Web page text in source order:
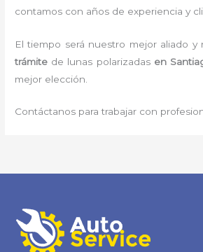
contamos con años de experiencia y
El tiempo será nuestro mejor aliado y
trámite de lunas polarizadasen
mejor elección.
Contáctanos para trabajar con